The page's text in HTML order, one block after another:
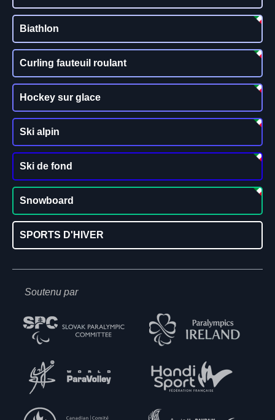
Biathlon
Curling fauteuil roulant
Hockey sur glace
Ski alpin
Ski de fond
Snowboard
SPORTS D'HIVER
Soutenu par